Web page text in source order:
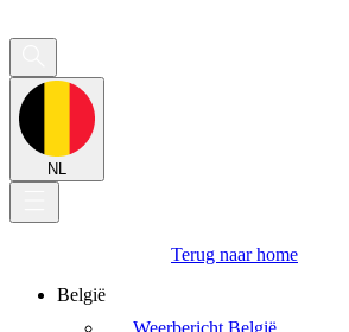
NL
Terug naar home
België
Weerbericht België